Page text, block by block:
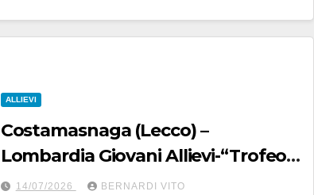
ALLIEVI
Costamasnaga (Lecco) –
Lombardia Giovani Allievi-“Trofeo
BI Motors” : 1° Samuele Matteini
14/07/2026 BERNARDI VITO